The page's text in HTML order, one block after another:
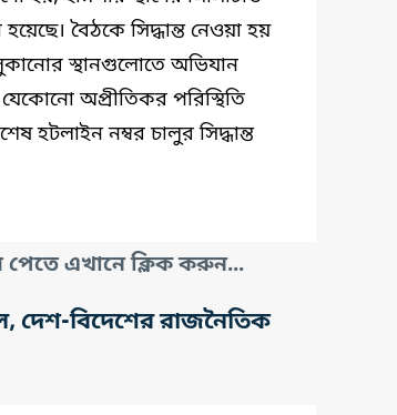
বৈঠকে সিদ্ধান্ত নেওয়া হয়
স্থানগুলোতে অভিযান
অপ্রীতিকর পরিস্থিতি
হটলাইন নম্বর চালুর সিদ্ধান্ত
এখানে ক্লিক করুন...
দেশ-বিদেশের রাজনৈতিক